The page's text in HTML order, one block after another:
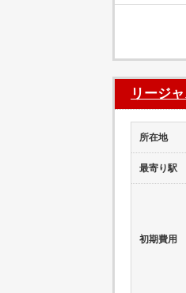
リージ
所在地
最寄り駅
初期費用